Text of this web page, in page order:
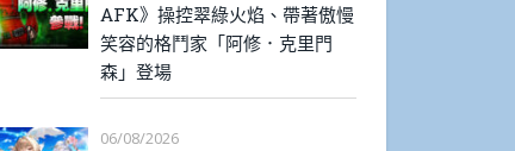
AFK》操控翠綠火焰、帶著傲慢
笑容的格鬥家「阿修．克里門
森」登場
06/08/2026